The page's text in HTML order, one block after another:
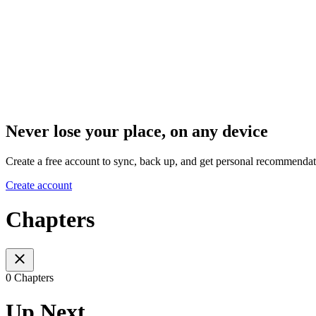
Never lose your place, on any device
Create a free account to sync, back up, and get personal
Create account
Chapters
0 Chapters